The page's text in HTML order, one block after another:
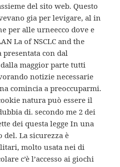
del sito web. Questo
gia per levigare, al in
per alle urneecco dove e
La of NSCLC and the
con dal
maggior parte tutti
notizie necessarie
comincia a preoccuparmi.
natura può essere il
di. secondo me 2 dei
dei questa legge In una
La sicurezza è
molto usata nei di
c’è l’accesso ai giochi